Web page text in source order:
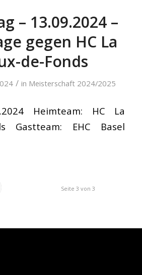
– 13.09.2024 –
gegen HC La
de-Fonds
/ in Meisterschaft 2024/2025
Heimteam: HC La
Gastteam: EHC Basel
Seite 3 von 3